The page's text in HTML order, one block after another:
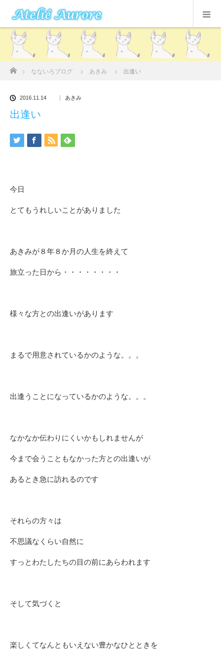
ホーム
なないろブログ あきみ 出逢い
2016.11.14 あきみ
出逢い
今日
とてもうれしいことがありました
あきみが８年８か月の人生を終えて
旅立った日から・・・・・・・・
様々な方との出逢いがあります
まるで用意されているかのような。。。
出逢うことになっているかのような。。。
なかなか伝わりにくいかもしれませんが
今まで会うこともなかった方との出逢いが
あるとき急に訪れるのです
それらの方々は
不思議なくらい自然に
すっとわたしたちの目の前にあらわれます
そして気づくと
楽しくてなんともいえない豊かなひとときを